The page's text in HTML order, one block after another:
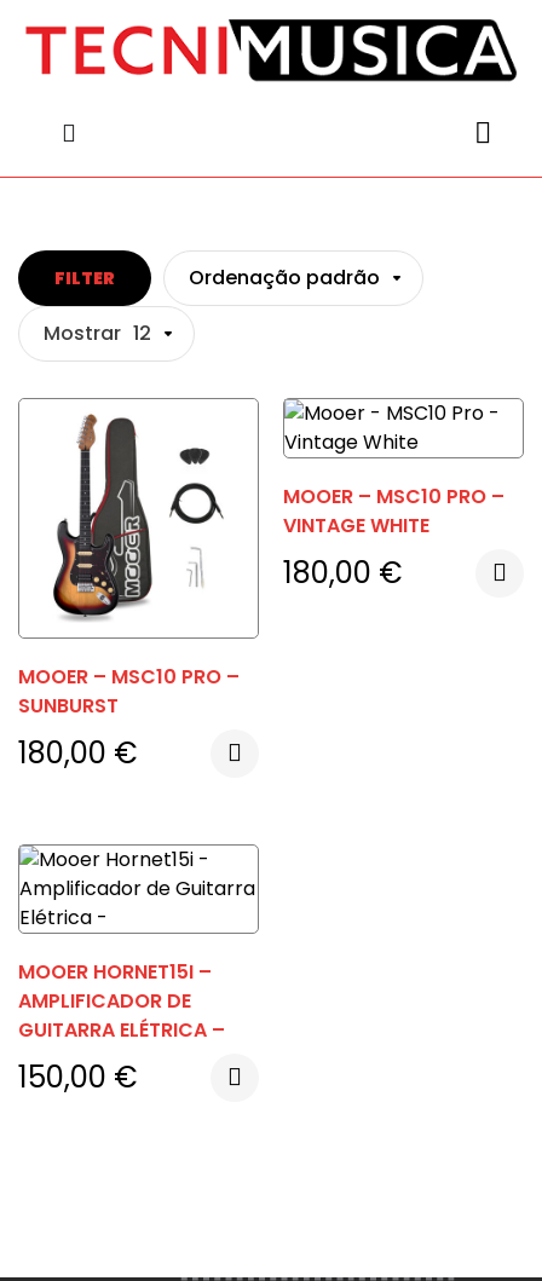
FILTER
Ordenação padrão
Mostrar 12
MOOER – MSC10 PRO –
SUNBURST
180,00 €
MOOER – MSC10 PRO –
VINTAGE WHITE
180,00 €
MOOER HORNET15I –
AMPLIFICADOR DE
GUITARRA ELÉTRICA –
150,00 €